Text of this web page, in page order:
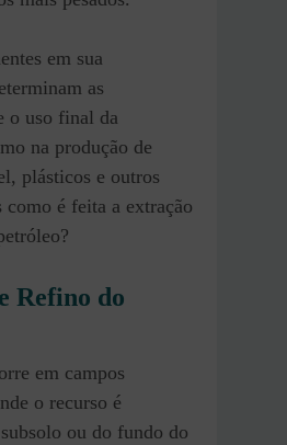
em sua
as
o uso final da
na produção de
plásticos e outros
como é feita a extração
Refino do
em campos
o recurso é
ou do fundo do